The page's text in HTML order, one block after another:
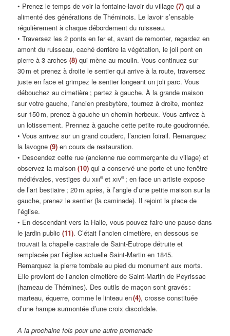
• Prenez le temps de voir la fontaine-lavoir du village(7) qui a
alimenté des générations de Théminois. Le lavoir s’ensable
régulièrement à chaque débordement du ruisseau.
• Traversez les 2 ponts en fer et, avant de remonter, regardez en
amont du ruisseau, caché derrière la végétation, le joli pont en
pierre à 3 arches(8) qui mène au moulin. Vous continuez sur
30 m et prenez à droite le sentier qui arrive à la route, traversez
juste en face et grimpez le sentier longeant un joli parc. Vous
débouchez au cimetière ; partez à gauche. À la grande maison
sur votre gauche, l’ancien presbytère, tournez à droite, montez
sur 150 m, prenez à gauche un chemin herbeux. Vous arrivez à
un lotissement. Prennez à gauche cette petite route goudronnée.
• Vous arrivez sur un grand couderc, l’ancien foirail. Remarquez
la lavogne(9) en cours de restauration.
• Descendez cette rue (ancienne rue commerçante du village) et
observez la maison(10) qui a conservé une porte et une fenêtre
médiévales, vestiges duxiiie etxive ; en face un artiste expose
de l’art bestiaire ; 20 m après, à l’angle d’une petite maison sur la
gauche, prenez le sentier (la caminade). Il rejoint la place de
l’église.
• En descendant vers la Halle, vous pouvez faire une pause dans
le jardin public(11). C’était l’ancien cimetière, en dessous se
trouvait la chapelle castrale de Saint-Eutrope détruite et
remplacée par l’église actuelle Saint-Martin en 1845.
Remarquez la pierre tombale au pied du monument aux morts.
Elle provient de l’ancien cimetière de Saint-Martin de Peyrissac
(hameau de Thémines). Des outils de maçon sont gravés :
marteau, équerre, comme le linteau en(4), crosse constituée
d’une hampe surmontée d’une croix discoïdale.
À la prochaine fois pour une autre promenade